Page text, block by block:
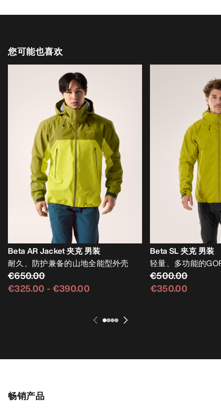
您可能也喜欢
Beta AR Jacket 夹克 男装
耐久、防护兼备的山地全能型外壳
€650.00
€325.00 - €390.00
Beta SL 夹克 男装
轻量、多功能的
€500.00
€350.00
畅销产品